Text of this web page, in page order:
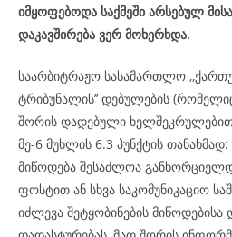
იმყოფებოდა საქმეში არსებულ
დაკავშირება ვერ მოხერხდა.
საარბიტრაჟო სასამართლო
ტრიბუნალის’’ დებულების
შორის დადებული ხელშეკრულებით
მე-6 მუხლის 6.3 პუნქტის
მიწოდება შესაძლოა
ფოსტით ან სხვა საკომუნიკაციო
იძლევა შეტყობინების